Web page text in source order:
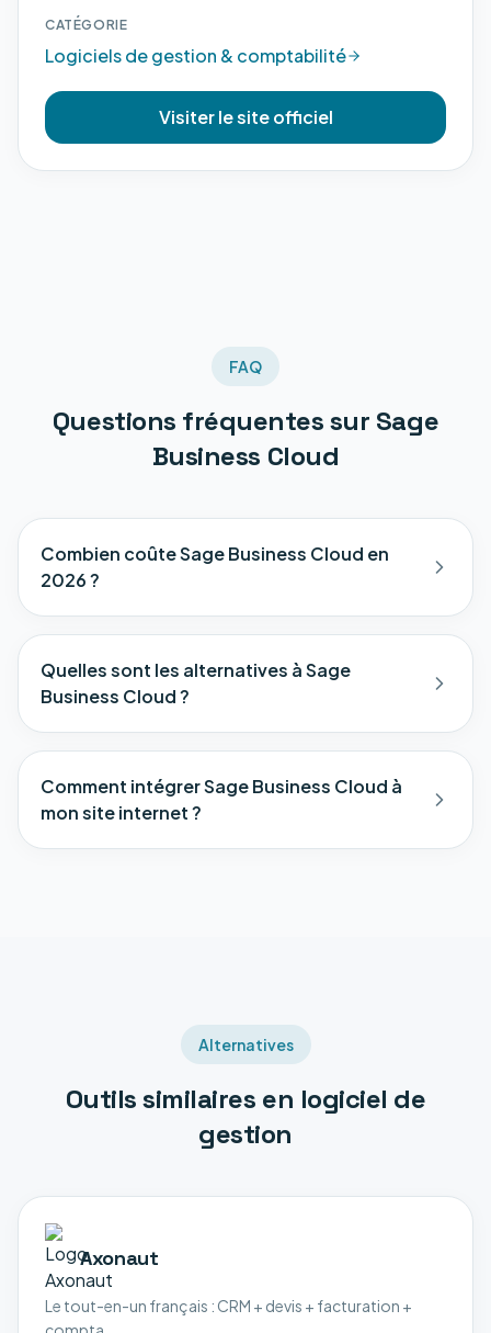
CATÉGORIE
Logiciels de gestion & comptabilité
Visiter le site officiel
FAQ
Questions fréquentes sur Sage
Business Cloud
Combien coûte Sage Business Cloud en
2026 ?
Quelles sont les alternatives à Sage
Business Cloud ?
Comment intégrer Sage Business Cloud à
mon site internet ?
Alternatives
Outils similaires en logiciel de
gestion
Axonaut
Le tout-en-un français : CRM + devis + facturation +